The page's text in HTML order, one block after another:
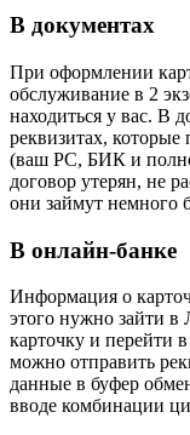
В документах
При оформлении
обслуживание в 2
находиться у вас. В
реквизитах,
(ваш РС, БИК и
договор утерян, не
они займут немного
В онлайн-банке
Информация о
этого нужно зайти в
карточку и перейти
можно отправить
данные в буфер
вводе комбинации